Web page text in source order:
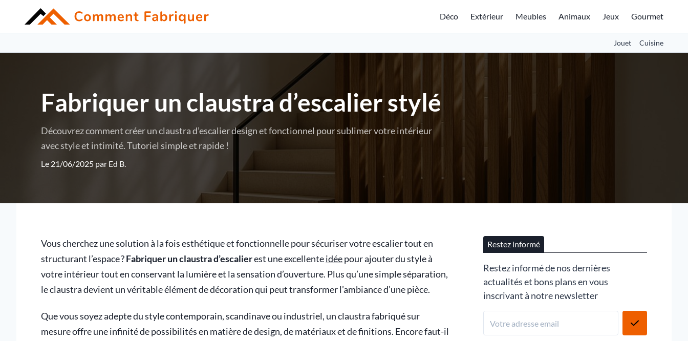
Déco Extérieur Meubles Animaux Jeux Gourmet
Jouet Cuisine
Fabriquer un claustra d’escalier stylé
Découvrez comment créer un claustra d’escalier design et fonctionnel pour sublimer votre intérieur
avec style et intimité. Tutoriel simple et rapide !
Le 21/06/2025 par Ed B.
Vous cherchez une solution à la fois esthétique et fonctionnelle pour sécuriser votre escalier tout en
structurant l’espace ?Fabriquer un claustra d’escalierest une excellenteidéepour ajouter du style à
votre intérieur tout en conservant la lumière et la sensation d’ouverture. Plus qu’une simple séparation,
le claustra devient un véritable élément de décoration qui peut transformer l’ambiance d’une pièce.
Que vous soyez adepte du style contemporain, scandinave ou industriel, un claustra fabriqué sur
mesure offre une infinité de possibilités en matière de design, de matériaux et de finitions. Encore faut-il
Restez informé
Restez informé de nos dernières
actualités et bons plans en vous
inscrivant à notre newsletter